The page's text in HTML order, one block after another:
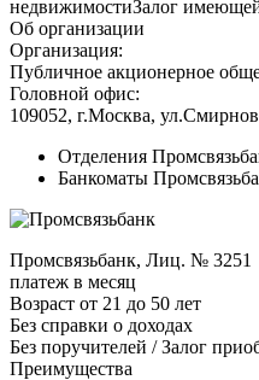
недвижимостиЗалог
Об организации
Организация:
Публичное акционерное
Головной офис:
109052, г.Москва,
Отделения
Банкоматы
Промсвязьбанк, Лиц. № 3251
платеж в месяц
Возраст от 21 до 50 лет
Без справки о доходах
Без поручителей / Залог
Преимущества